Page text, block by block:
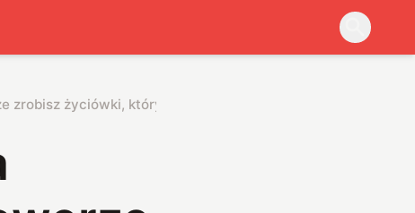
zrobisz życiówki, których każdy pozazdrości